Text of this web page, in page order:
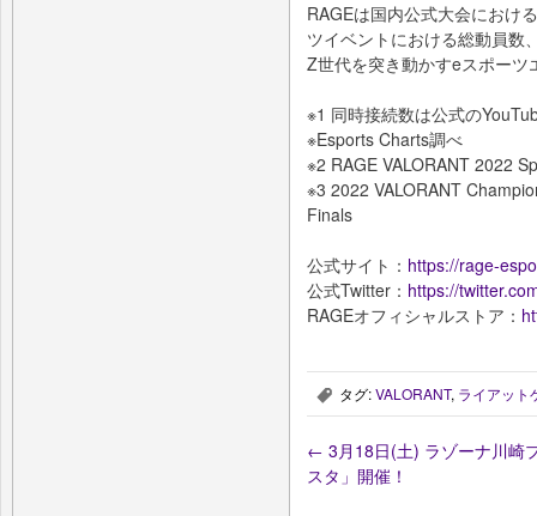
RAGEは国内公式大会におけ
ツイベントにおける総動員数
Z世代を突き動かすeスポー
※1 同時接続数は公式の
※Esports Charts調べ
※2 RAGE VALORANT 2022
※3 2022 VALORANT
Finals
公式サイト： https://rage-
公式Twitter： https://
RAGEオフィシャルストア：
, タグ:VALORANT, ライアット
← 3月18日(土) ラゾーナ川崎
スタ」開催！